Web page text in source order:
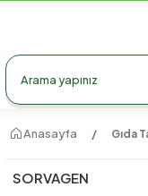
990 TL Üzeri Ücretsiz
Anasayfa Gıda
SORVAGEN